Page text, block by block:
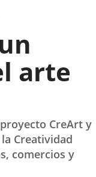
arte
CreArt y
Creatividad
comercios y